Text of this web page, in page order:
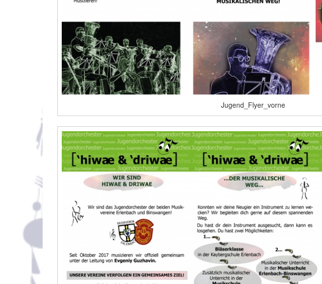
Jugend_Flyer_vorne